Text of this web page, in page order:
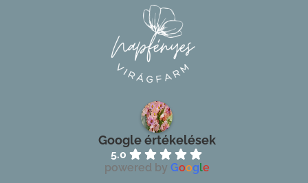
Google értékelések
5.0
powered by Google